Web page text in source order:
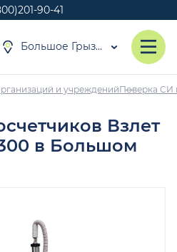
90-41
Большое Грызлово
и учрежденийПоверка СИ
Взлет
в Большом